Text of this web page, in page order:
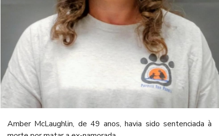
Amber McLaughlin, de 49 anos, havia sido sentenciada à